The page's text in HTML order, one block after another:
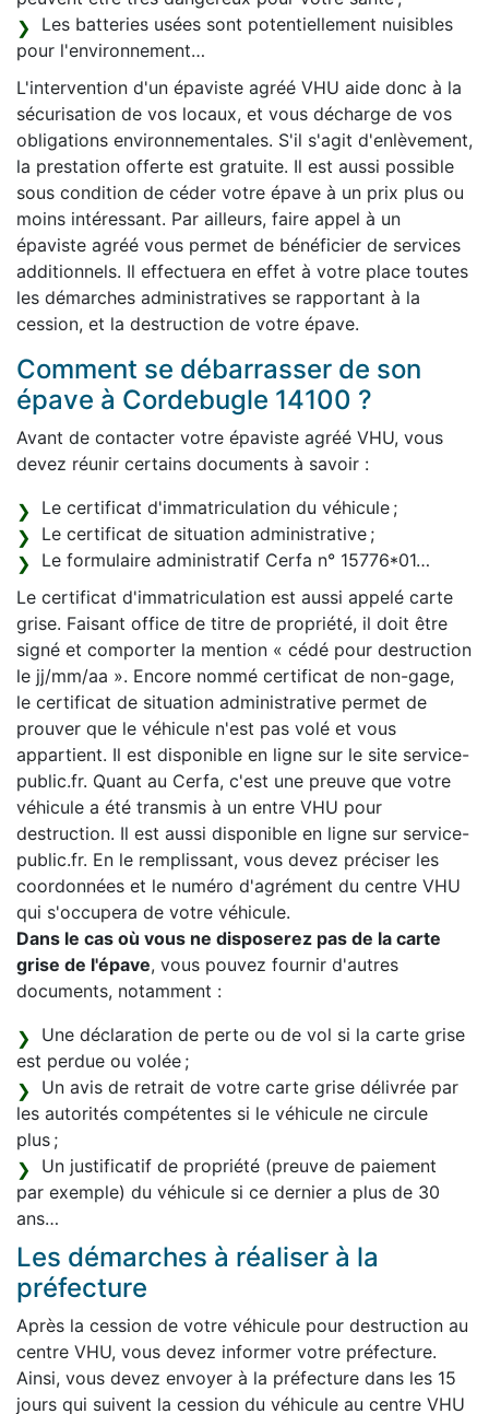
Les batteries usées sont potentiellement nuisibles
pour l'environnement…
L'intervention d'un épaviste agréé VHU aide donc à la
sécurisation de vos locaux, et vous décharge de vos
obligations environnementales. S'il s'agit d'enlèvement,
la prestation offerte est gratuite. Il est aussi possible
sous condition de céder votre épave à un prix plus ou
moins intéressant. Par ailleurs, faire appel à un
épaviste agréé vous permet de bénéficier de services
additionnels. Il effectuera en effet à votre place toutes
les démarches administratives se rapportant à la
cession, et la destruction de votre épave.
Comment se débarrasser de son
épave à Cordebugle 14100 ?
Avant de contacter votre épaviste agréé VHU, vous
devez réunir certains documents à savoir :
Le certificat d'immatriculation du véhicule ;
Le certificat de situation administrative ;
Le formulaire administratif Cerfa n° 15776*01…
Le certificat d'immatriculation est aussi appelé carte
grise. Faisant office de titre de propriété, il doit être
signé et comporter la mention « cédé pour destruction
le jj/mm/aa ». Encore nommé certificat de non-gage,
le certificat de situation administrative permet de
prouver que le véhicule n'est pas volé et vous
appartient. Il est disponible en ligne sur le site service-
public.fr. Quant au Cerfa, c'est une preuve que votre
véhicule a été transmis à un entre VHU pour
destruction. Il est aussi disponible en ligne sur service-
public.fr. En le remplissant, vous devez préciser les
coordonnées et le numéro d'agrément du centre VHU
qui s'occupera de votre véhicule.
Dans le cas où vous ne disposerez pas de la carte
grise de l'épave, vous pouvez fournir d'autres
documents, notamment :
Une déclaration de perte ou de vol si la carte grise
est perdue ou volée ;
Un avis de retrait de votre carte grise délivrée par
les autorités compétentes si le véhicule ne circule
plus ;
Un justificatif de propriété (preuve de paiement
par exemple) du véhicule si ce dernier a plus de 30
ans…
Les démarches à réaliser à la
préfecture
Après la cession de votre véhicule pour destruction au
centre VHU, vous devez informer votre préfecture.
Ainsi, vous devez envoyer à la préfecture dans les 15
jours qui suivent la cession du véhicule au centre VHU